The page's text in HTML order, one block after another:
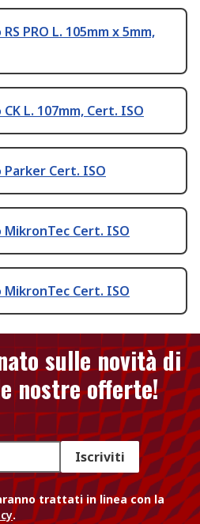
PRO L. 105mm x 5mm,
L. 107mm, Cert. ISO
Cert. ISO
Cert. ISO
Cert. ISO
sulle novità di
nostre offerte!
Iscriviti
trattati in linea con la
.